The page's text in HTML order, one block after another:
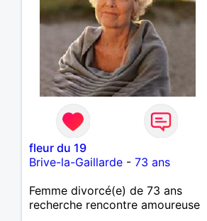
fleur du 19
Brive-la-Gaillarde- 73 ans
Femme divorcé(e) de 73 ans
recherche rencontre amoureuse